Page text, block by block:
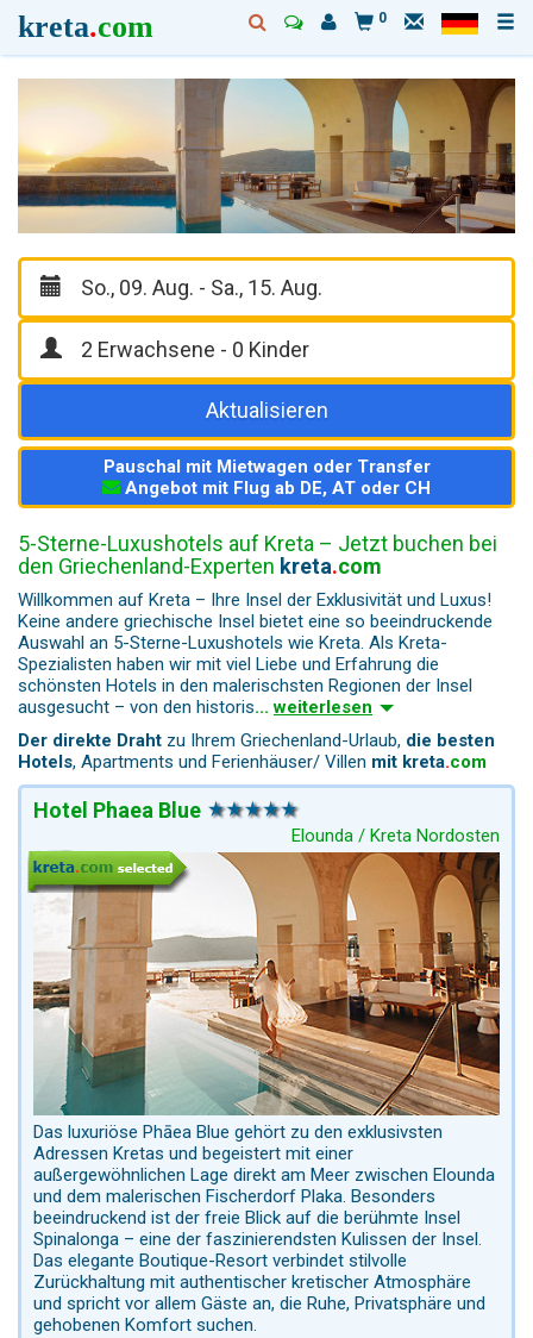
kreta.com 0
Aktualisieren
Pauschal mit Mietwagen oder Transfer
Angebot mit Flug ab DE, AT oder CH
5-Sterne-Luxushotels auf Kreta – Jetzt buchen bei
den Griechenland-Experten kreta.com
Willkommen auf Kreta – Ihre Insel der Exklusivität und Luxus!
Keine andere griechische Insel bietet eine so beeindruckende
Auswahl an 5-Sterne-Luxushotels wie Kreta. Als Kreta-
Spezialisten haben wir mit viel Liebe und Erfahrung die
schönsten Hotels in den malerischsten Regionen der Insel
ausgesucht – von den historis...weiterlesen
Der direkte Draht zu Ihrem Griechenland-Urlaub, die besten
Hotels, Apartments und Ferienhäuser/ Villen mit kreta.com
Hotel Phaea Blue
Elounda / Kreta Nordosten
Das luxuriöse Phāea Blue gehört zu den exklusivsten
Adressen Kretas und begeistert mit einer
außergewöhnlichen Lage direkt am Meer zwischen Elounda
und dem malerischen Fischerdorf Plaka. Besonders
beeindruckend ist der freie Blick auf die berühmte Insel
Spinalonga – eine der faszinierendsten Kulissen der Insel.
Das elegante Boutique-Resort verbindet stilvolle
Zurückhaltung mit authentischer kretischer Atmosphäre
und spricht vor allem Gäste an, die Ruhe, Privatsphäre und
gehobenen Komfort suchen.